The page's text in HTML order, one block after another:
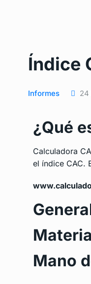
Índice
Informes 24
¿Qué
Calculadora
el índice CAC.
Mano